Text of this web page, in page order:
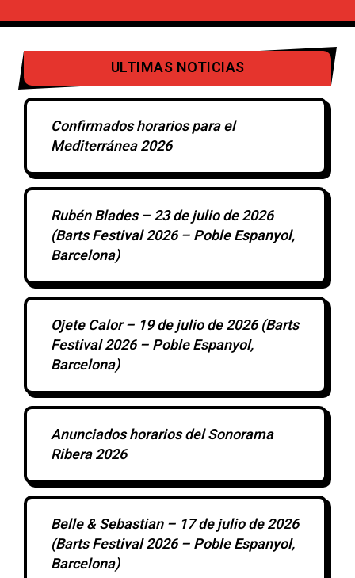
ULTIMAS NOTICIAS
Confirmados horarios para el
Mediterránea 2026
Rubén Blades – 23 de julio de 2026
(Barts Festival 2026 – Poble Espanyol,
Barcelona)
Ojete Calor – 19 de julio de 2026 (Barts
Festival 2026 – Poble Espanyol,
Barcelona)
Anunciados horarios del Sonorama
Ribera 2026
Belle & Sebastian – 17 de julio de 2026
(Barts Festival 2026 – Poble Espanyol,
Barcelona)